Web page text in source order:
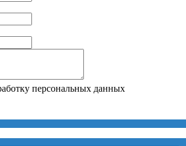
персональных данных